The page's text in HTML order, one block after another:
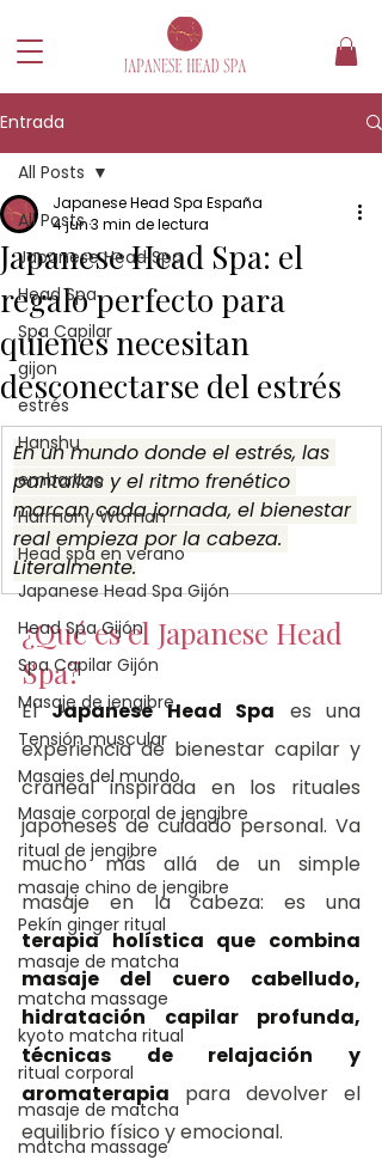
Entrada
All Posts
Japanese Head Spa
Head Spa
Spa Capilar
gijon
estrés
Hanshu
embarazo
Harmony Woman
Head spa en verano
Japanese Head Spa Gijón
Head Spa Gijón
Spa Capilar Gijón
Masaje de jengibre
Tensión muscular
Masajes del mundo
Masaje corporal de jengibre
ritual de jengibre
masaje chino de jengibre
Pekín ginger ritual
masaje de matcha
matcha massage
kyoto matcha ritual
ritual corporal
masaje de matcha
matcha massage
All Posts
Japanese Head Spa: el
regalo perfecto para
quienes necesitan
desconectarse del estrés
Japanese Head Spa España
4 jun3 min de lectura
En un mundo donde el estrés, las
pantallas y el ritmo frenético
marcan cada jornada, el bienestar
real empieza por la cabeza.
Literalmente.
¿Qué es el Japanese Head
Spa?
El Japanese Head Spa es una
experiencia de bienestar capilar y
craneal inspirada en los rituales
japoneses de cuidado personal. Va
mucho más allá de un simple
terapia holística que combina
masaje del cuero cabelludo,
hidratación capilar profunda,
técnicas de relajación y
aromaterapia para devolver el
equilibrio físico y emocional.